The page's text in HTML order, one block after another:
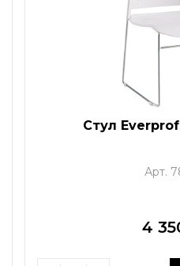
Стул
Арт.
4